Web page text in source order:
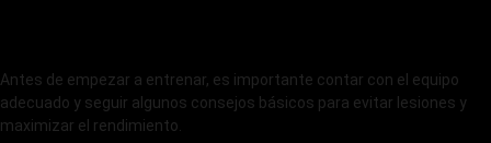
Antes de empezar a entrenar, es importante contar con el equipo
adecuado y seguir algunos consejos básicos para evitar lesiones y
maximizar el rendimiento.